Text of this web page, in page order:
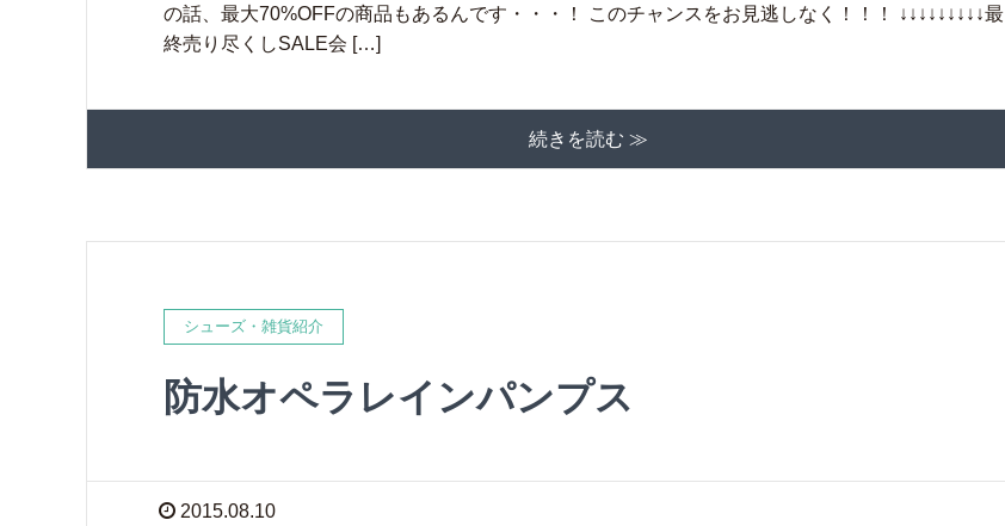
の話、最大70%OFFの商品もあるんです・・・！ このチャンスをお見逃しなく！！！ ↓↓↓↓↓↓↓↓↓最
終売り尽くしSALE会 […]
続きを読む ≫
シューズ・雑貨紹介
防水オペラレインパンプス
2015.08.10